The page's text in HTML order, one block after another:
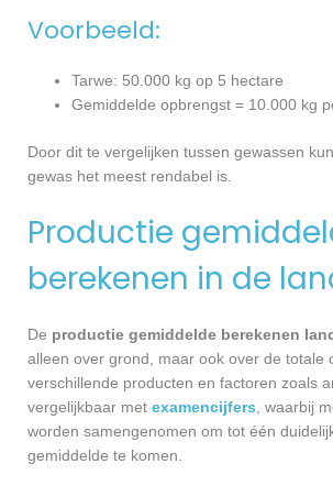
Voorbeeld:
Tarwe: 50.000 kg op 5 hectare
Gemiddelde opbrengst = 10.000 kg
Door dit te vergelijken tussen gewassen
gewas het meest rendabel is.
Productie
berekenen in de
De productie gemiddelde berekenen
alleen over grond, maar ook over de totale
verschillende producten en factoren zoals
vergelijkbaar met examencijfers , waarbij
worden samengenomen om tot één
gemiddelde te komen.